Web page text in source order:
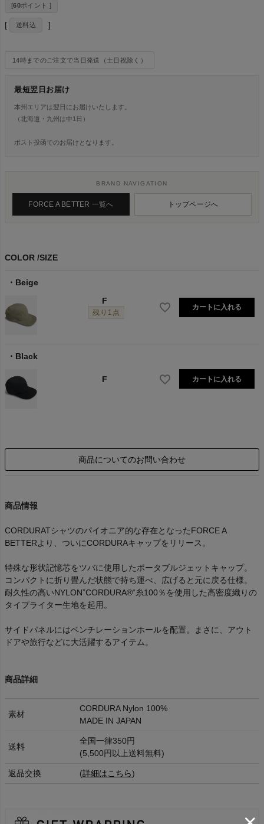
[60ポイント ]
送料込
14時までのご注文で当日発送（土日祝除く）
最短翌日お届け
本州エリアは翌日にお届けいたします。
（北海道・九州は中1日）
ポスト投函でのお届けとなります。
BRAND NAVIGATION
FORCE A BETTER 一覧へ トップページへ
COLOR SIZE
Beige
F
残り1点
カートに入れる
Black
F カートに入れる
商品についてのお問い合わせ
商品情報
CORDURATシャツのパイオニア的な存在となったFORCE A
BETTERより、ついにCORDURAキャップをリリース。
特殊な形状記憶芯をツバに使用したポータブルジェットキャップ。
コンパクトに折り畳んだ状態で持ち運べ、広げると元に戻る仕様。
耐久性の高いNYLON”CORDURA®“糸100％を使用した高密度織りの
タイプライター生地を起用。
サイドパネルにはベンチレーションホールを配置。まさに、アウト
ドアや旅行などに大活躍するアイテム。
商品詳細
素材
CORDURA Nylon 100%
MADE IN JAPAN
送料
全国一律350円
(5,500円以上送料無料)
返品交換 (詳細はこちら)